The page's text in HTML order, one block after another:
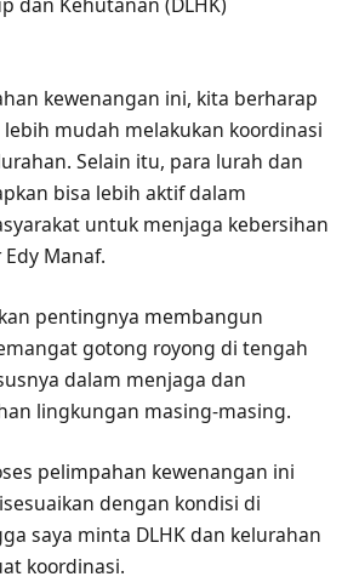
dan Kehutanan (DLHK)
kewenangan ini, kita berharap
mudah melakukan koordinasi
Selain itu, para lurah dan
bisa lebih aktif dalam
untuk menjaga kebersihan
Manaf.
pentingnya membangun
gotong royong di tengah
dalam menjaga dan
lingkungan masing-masing.
pelimpahan kewenangan ini
dengan kondisi di
saya minta DLHK dan kelurahan
koordinasi.